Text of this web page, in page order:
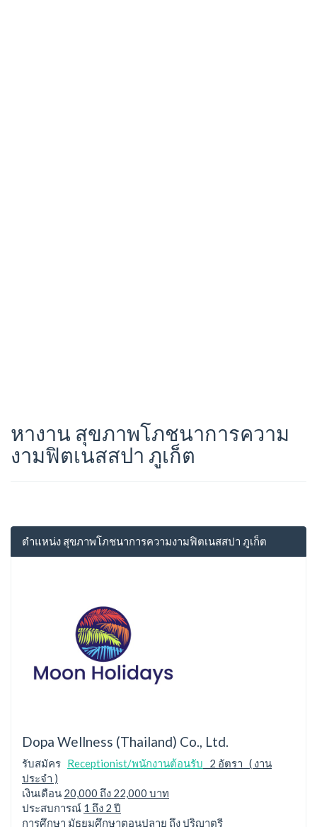
หางาน สุขภาพโภชนาการความ
งามฟิตเนสสปา ภูเก็ต
ตำแหน่ง สุขภาพโภชนาการความงามฟิตเนสสปา ภูเก็ต
Dopa Wellness (Thailand) Co., Ltd.
รับสมัคร Receptionist/พนักงานต้อนรับ 2 อัตรา ( งาน
ประจำ )
เงินเดือน 20,000 ถึง 22,000 บาท
ประสบการณ์ 1 ถึง 2 ปี
การศึกษา มัธยมศึกษาตอนปลาย ถึง ปริญาตรี